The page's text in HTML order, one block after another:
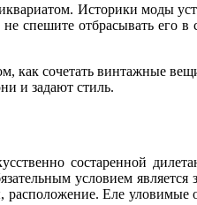
Историки моды
спешите отбрасывать его в
как сочетать винтажные
и задают стиль.
состаренной
условием
расположение. Еле